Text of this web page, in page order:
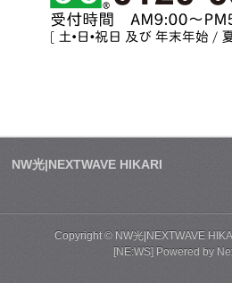
NW光|NEXTWAVE HIKARI
Copyright © NW光|NEXTWAVE
[NE:WS] Powered by